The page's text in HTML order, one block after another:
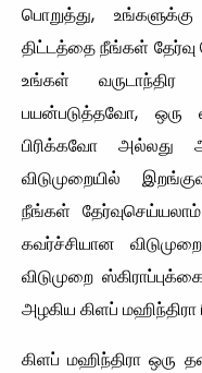
பொறுத்து,
திட்டத்தை நீங்கள் தேர்வு
உங்கள்
பயன்படுத்தவோ, ஒரு
பிரிக்கவோ
விடுமுறையில்
நீங்கள்
கவர்ச்சியான
விடுமுறை
அழகிய கிளப் மஹிந்திரா
கிளப் மஹிந்திரா ஒரு